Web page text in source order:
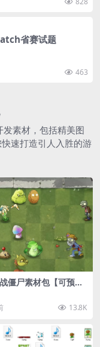
省赛试题
463
素材，包括精美图
速打造引人入胜的游
僵尸素材包【可预
13.8K